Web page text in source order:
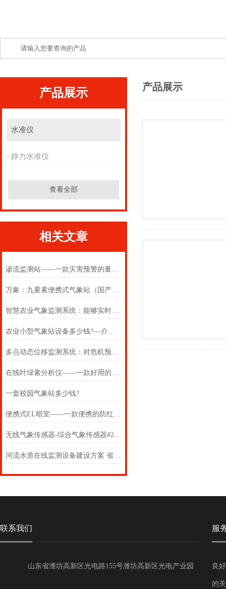
产品展示
水准仪
静力水准仪
查看全部
相关文章
渗流监测站——一款灾害预警的量水堰计2024(万象推送)
万象：九要素便携式气象站（国产便携式气象站）#2024+（全国+包邮）
智慧农业气象监测系统：能够实时数据传输与智能分析，提升农业管理效率【
农业小型气象站设备多少钱?---介绍一款农田自动气象站#2022已更新
多点动态位移监测系统：对危机预警，筑牢矿区防汛安全防线
在线叶绿素分析仪——一款好用的在线叶绿素水温分析仪2024(万象推送)
一套校园气象站多少钱?
便携式EL暗室——一款便携的防红外暗室2025(万象推送)
无线气象传感器-综合气象传感器#2022已更新《采购/推荐》
河流水质在线监测设备建设方案 省市县区域/直送2023全+境+派+送解决方案
产品展示
联系我们
山东省潍坊高新区光电路155号潍坊高新区光电产业园
服
良
的